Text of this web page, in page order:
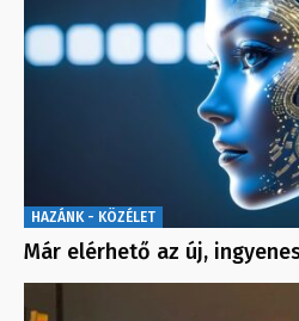
HAZÁNK - KÖZÉLET
Már elérhető az új,